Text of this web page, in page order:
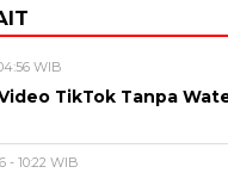
WIB
TikTok Tanpa
- 10:22 WIB